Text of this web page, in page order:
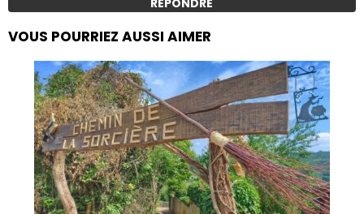
RÉPONDRE
VOUS POURRIEZ AUSSI AIMER